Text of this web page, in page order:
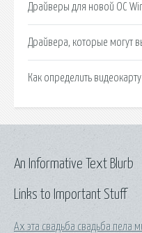
Драйверы для новой ОС
Драйвера, которые могут
Как определить
Links to Important Stuff
Ах эта свадьба свадьба пела
An Informative Text Blurb